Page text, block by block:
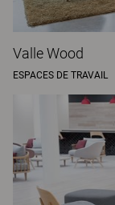
Valle Wood
ESPACES DE TRAVAIL